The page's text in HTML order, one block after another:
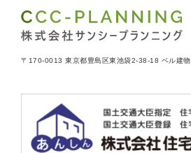
〒170-0013 東京都豊島区東池袋2-38-18 ベル建物